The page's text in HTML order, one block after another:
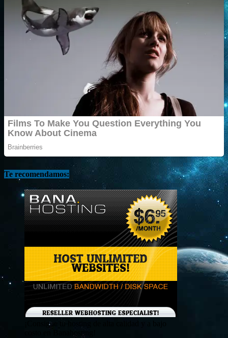
Te recomendamos:
¡Consigue tu hosting de alta calidad y a bajo
costo en Banahosting!